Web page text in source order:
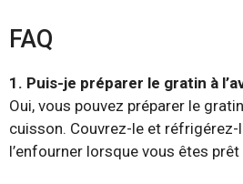
FAQ
1. Puis-je préparer le gratin à
Oui, vous pouvez préparer le
cuisson. Couvrez-le et réfrigérez-
l’enfourner lorsque vous êtes prêt